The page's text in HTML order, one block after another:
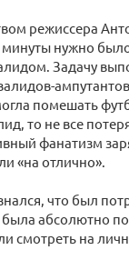
режиссера
нужно
Задачу
помешать
то не все
фанатизм
«на отлично».
что был
абсолютно
смотреть на